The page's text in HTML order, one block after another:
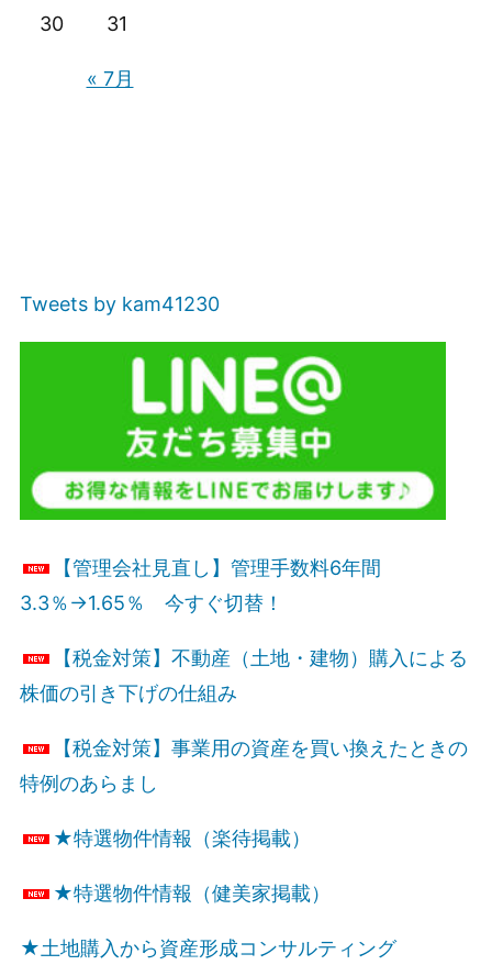
30 31
« 7月
Tweets by kam41230
【管理会社見直し】管理手数料6年間
3.3％→1.65％ 今すぐ切替！
【税金対策】不動産（土地・建物）購入による
株価の引き下げの仕組み
【税金対策】事業用の資産を買い換えたときの
特例のあらまし
★特選物件情報（楽待掲載）
★特選物件情報（健美家掲載）
★土地購入から資産形成コンサルティング